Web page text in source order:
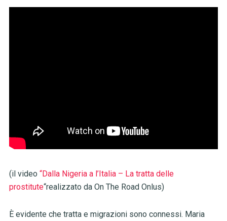
(il video “Dalla Nigeria a l’Italia – La tratta delle
prostitute“realizzato da On The Road Onlus)
È evidente che tratta e migrazioni sono connessi. Maria